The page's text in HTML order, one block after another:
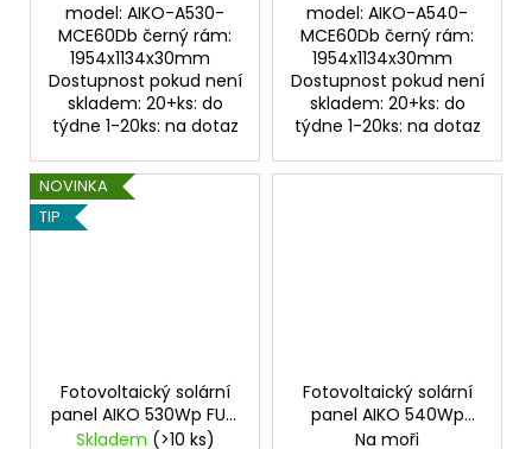
model: AIKO-A530-
MCE60Db černý rám:
1954x1134x30mm
Dostupnost pokud není
skladem: 20+ks: do
týdne 1-20ks: na dotaz
model: AIKO-A540-
MCE60Db černý rám:
1954x1134x30mm
Dostupnost pokud není
skladem: 20+ks: do
týdne 1-20ks: na dotaz
NOVINKA
TIP
Fotovoltaický solární
panel AIKO 530Wp FULL
BLACK
Skladem (>10 ks)
Fotovoltaický solární
panel AIKO 540Wp
FULL BLACK
Na moři